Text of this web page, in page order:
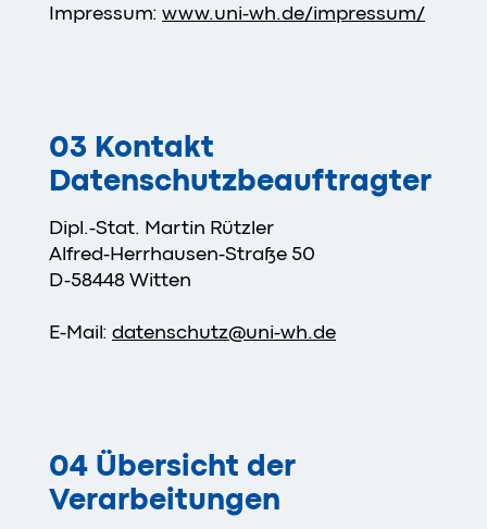
Impressum: www.uni-wh.de/impressum/
03 Kontakt
Datenschutzbeauftragter
Dipl.-Stat. Martin Rützler
Alfred-Herrhausen-Straße 50
D-58448 Witten
E-Mail: datenschutz@uni-wh.de
04 Übersicht der
Verarbeitungen